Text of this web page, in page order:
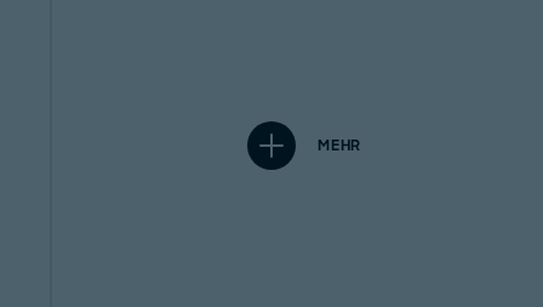
MEHR